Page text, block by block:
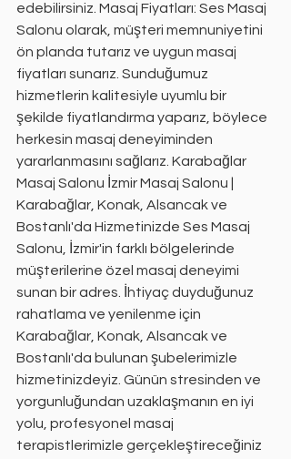
edebilirsiniz. Masaj Fiyatları: Ses Masaj
Salonu olarak, müşteri memnuniyetini
ön planda tutarız ve uygun masaj
fiyatları sunarız. Sunduğumuz
hizmetlerin kalitesiyle uyumlu bir
şekilde fiyatlandırma yaparız, böylece
herkesin masaj deneyiminden
yararlanmasını sağlarız. Karabağlar
Masaj Salonu İzmir Masaj Salonu |
Karabağlar, Konak, Alsancak ve
Bostanlı'da Hizmetinizde Ses Masaj
Salonu, İzmir'in farklı bölgelerinde
müşterilerine özel masaj deneyimi
sunan bir adres. İhtiyaç duyduğunuz
rahatlama ve yenilenme için
Karabağlar, Konak, Alsancak ve
Bostanlı'da bulunan şubelerimizle
hizmetinizdeyiz. Günün stresinden ve
yorgunluğundan uzaklaşmanın en iyi
yolu, profesyonel masaj
terapistlerimizle gerçekleştireceğiniz